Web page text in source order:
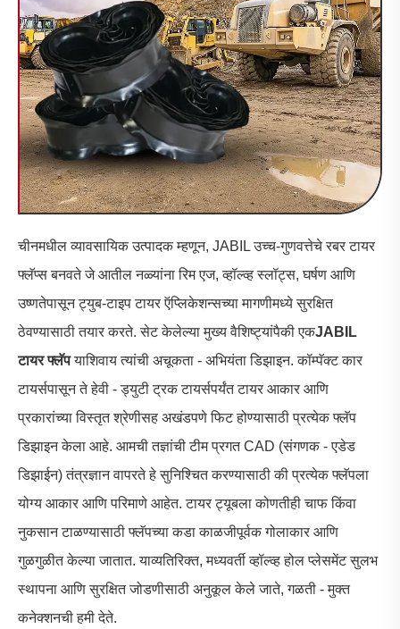
चीनमधील व्यावसायिक उत्पादक म्हणून, JABIL उच्च-गुणवत्तेचे रबर टायर
फ्लॅप्स बनवते जे आतील नळ्यांना रिम एज, व्हॉल्व्ह स्लॉट्स, घर्षण आणि
उष्णतेपासून ट्युब-टाइप टायर ऍप्लिकेशन्सच्या मागणीमध्ये सुरक्षित
ठेवण्यासाठी तयार करते. सेट केलेल्या मुख्य वैशिष्ट्यांपैकी एकJABIL
टायर फ्लॅपयाशिवाय त्यांची अचूकता - अभियंता डिझाइन. कॉम्पॅक्ट कार
टायर्सपासून ते हेवी - ड्युटी ट्रक टायर्सपर्यंत टायर आकार आणि
प्रकारांच्या विस्तृत श्रेणीसह अखंडपणे फिट होण्यासाठी प्रत्येक फ्लॅप
डिझाइन केला आहे. आमची तज्ञांची टीम प्रगत CAD (संगणक - एडेड
डिझाईन) तंत्रज्ञान वापरते हे सुनिश्चित करण्यासाठी की प्रत्येक फ्लॅपला
योग्य आकार आणि परिमाणे आहेत. टायर ट्यूबला कोणतीही चाफ किंवा
नुकसान टाळण्यासाठी फ्लॅपच्या कडा काळजीपूर्वक गोलाकार आणि
गुळगुळीत केल्या जातात. याव्यतिरिक्त, मध्यवर्ती व्हॉल्व्ह होल प्लेसमेंट सुलभ
स्थापना आणि सुरक्षित जोडणीसाठी अनुकूल केले जाते, गळती - मुक्त
कनेक्शनची हमी देते.